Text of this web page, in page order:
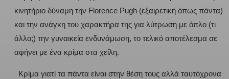
κινητήριο δύναμη την Florence Pugh (εξαιρετική όπως πάντα)
και την ανάγκη του χαρακτήρα της για λύτρωση με όπλο (τι
άλλο;) την γυναικεία ενδυνάμωση, το τελικό αποτέλεσμα σε
αφήνει με ένα κρίμα στα χείλη.
Κρίμα γιατί τα πάντα είναι στην θέση τους αλλά ταυτόχρονα